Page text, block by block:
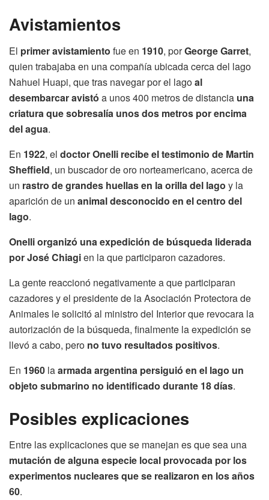
Avistamientos
El primer avistamiento fue en 1910, porGeorge Garret,
quien trabajaba en una compañía ubicada cerca del lago
Nahuel Huapi, que tras navegar por el lagoal
desembarcar avistó a unos 400 metros de distancia una
criatura que sobresalía unos dos metros por encima
del agua.
En 1922, el doctor Onelli recibe el testimonio de Martin
Sheffield, un buscador de oro norteamericano, acerca de
un rastro de grandes huellas en la orilla del lago y la
aparición de un animal desconocido en el centro del
lago.
Onelli organizó una expedición de búsqueda liderada
por José Chiagien la que participaron cazadores.
La gente reaccionó negativamente a que participaran
cazadores y el presidente de la Asociación Protectora de
Animales le solicitó al ministro del Interior que revocara la
autorización de la búsqueda, finalmente la expedición se
llevó a cabo, pero no tuvo resultados positivos.
En 1960 laarmada argentina persiguió en el lago un
objeto submarino no identificado durante 18 días.
Posibles explicaciones
Entre las explicaciones que se manejan es que sea una
mutación de alguna especie local provocada por los
experimentos nucleares que se realizaron en los años
60.